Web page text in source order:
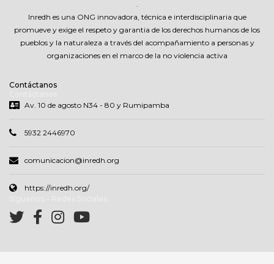
Inredh es una ONG innovadora, técnica e interdisciplinaria que
promueve y exige el respeto y garantia de los derechos humanos de los
pueblos y la naturaleza a través del acompañamiento a personas y
organizaciones en el marco de la no violencia activa
Contáctanos
Av. 10 de agosto N34 - 80 y Rumipamba
5932 2446970
comunicacion@inredh.org
https://inredh.org/